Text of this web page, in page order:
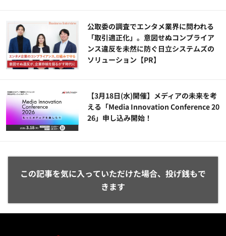
公​​取委の調査でエンタメ業界に問われる
「取引適正化」。意図せぬコンプライア
ンス違反を未然に防ぐ日立システムズの
ソリューション​【PR】
【3月18日(水)開催】メディアの未来を考
える「Media Innovation Conference 20
26」申し込み開始！
この記事を気に入っていただけた場合、投げ銭もで
きます